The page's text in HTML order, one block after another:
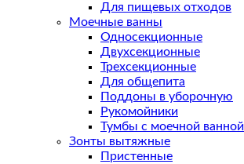
Для пищевых отходов
Моечные ванны
Односекционные
Двухсекционные
Трехсекционные
Для общепита
Поддоны в уборочную
Рукомойники
Тумбы с моечной ванной
Зонты вытяжные
Пристенные